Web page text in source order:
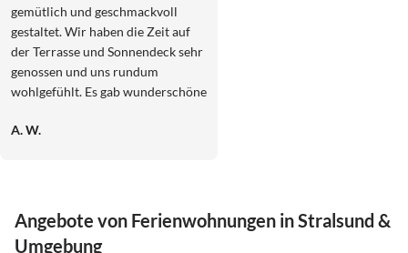
gemütlich und geschmackvoll
gestaltet. Wir haben die Zeit auf
der Terrasse und Sonnendeck sehr
genossen und uns rundum
wohlgefühlt. Es gab wunderschöne
herrlichen Blick auf Stralsund und
A. W.
Angebote von Ferienwohnungen in Stralsund &
Umgebung